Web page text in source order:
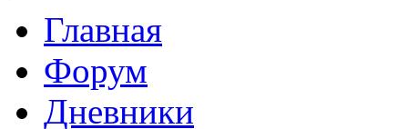
Главная
Форум
Дневники